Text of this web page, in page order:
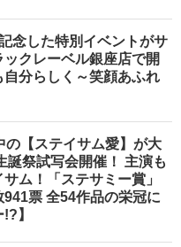
念した特別イベントがサ
クレーベル銀座店で開
分らしく～笑顔あふれ
の【ステイサム愛】が大
誕祭試写会開催！ 主演も
ム！「ステサミー賞」
票 全54作品の栄冠に
】